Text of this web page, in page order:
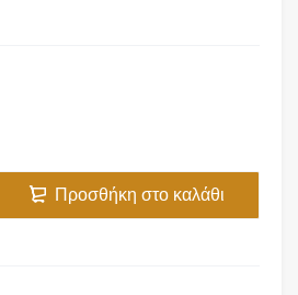
Προσθήκη στο καλάθι